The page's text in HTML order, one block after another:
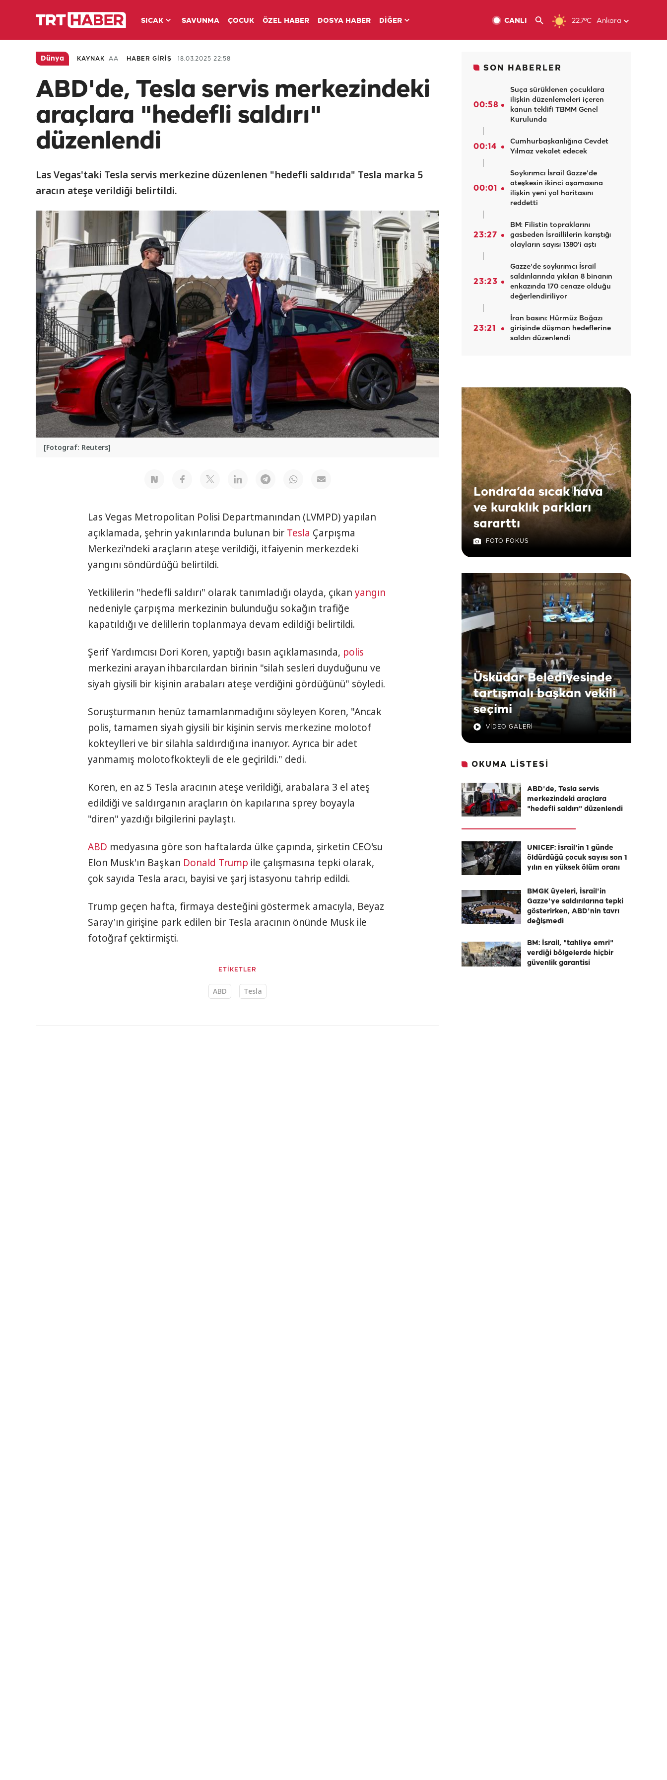
SICAK SAVUNMA ÇOCUK ÖZEL HABER DOSYA HABER DİĞER 22.7ºC Ankara
CANLI
Dünya KAYNAK AA HABER GİRİŞ 18.03.2025 22:58
ABD'de, Tesla servis merkezindeki
araçlara "hedefli saldırı"
düzenlendi
Las Vegas'taki Tesla servis merkezine düzenlenen "hedefli saldırıda" Tesla marka 5
aracın ateşe verildiği belirtildi.
[Fotograf: Reuters]
Las Vegas Metropolitan Polisi Departmanından (LVMPD) yapılan
açıklamada, şehrin yakınlarında bulunan bir Tesla Çarpışma
Merkezi'ndeki araçların ateşe verildiği, itfaiyenin merkezdeki
yangını söndürdüğü belirtildi.
Yetkililerin "hedefli saldırı" olarak tanımladığı olayda, çıkan yangın
nedeniyle çarpışma merkezinin bulunduğu sokağın trafiğe
kapatıldığı ve delillerin toplanmaya devam edildiği belirtildi.
Şerif Yardımcısı Dori Koren, yaptığı basın açıklamasında, polis
merkezini arayan ihbarcılardan birinin "silah sesleri duyduğunu ve
siyah giysili bir kişinin arabaları ateşe verdiğini gördüğünü" söyledi.
Soruşturmanın henüz tamamlanmadığını söyleyen Koren, "Ancak
polis, tamamen siyah giysili bir kişinin servis merkezine molotof
kokteylleri ve bir silahla saldırdığına inanıyor. Ayrıca bir adet
yanmamış molotofkokteyli de ele geçirildi." dedi.
Koren, en az 5 Tesla aracının ateşe verildiği, arabalara 3 el ateş
edildiği ve saldırganın araçların ön kapılarına sprey boyayla
"diren" yazdığı bilgilerini paylaştı.
ABD medyasına göre son haftalarda ülke çapında, şirketin CEO'su
Elon Musk'ın Başkan Donald Trump ile çalışmasına tepki olarak,
çok sayıda Tesla aracı, bayisi ve şarj istasyonu tahrip edildi.
Trump geçen hafta, firmaya desteğini göstermek amacıyla, Beyaz
Saray'ın girişine park edilen bir Tesla aracının önünde Musk ile
fotoğraf çektirmişti.
ETİKETLER
ABD Tesla
SON HABERLER
00:58
Suça sürüklenen çocuklara
ilişkin düzenlemeleri içeren
kanun teklifi TBMM Genel
Kurulunda
00:14
Cumhurbaşkanlığına Cevdet
Yılmaz vekalet edecek
00:01
Soykırımcı İsrail Gazze'de
ateşkesin ikinci aşamasına
ilişkin yeni yol haritasını
reddetti
23:27
BM: Filistin topraklarını
gasbeden İsraillilerin karıştığı
olayların sayısı 1380'i aştı
23:23
Gazze'de soykırımcı İsrail
saldırılarında yıkılan 8 binanın
enkazında 170 cenaze olduğu
değerlendiriliyor
23:21
İran basını: Hürmüz Boğazı
girişinde düşman hedeflerine
saldırı düzenlendi
Londra’da sıcak hava
ve kuraklık parkları
sararttı
FOTO FOKUS
Üsküdar Belediyesinde
tartışmalı başkan vekili
seçimi
VİDEO GALERİ
OKUMA LİSTESİ
ABD'de, Tesla servis
merkezindeki araçlara
"hedefli saldırı" düzenlendi
UNICEF: İsrail'in 1 günde
öldürdüğü çocuk sayısı son 1
yılın en yüksek ölüm oranı
BMGK üyeleri, İsrail'in
Gazze'ye saldırılarına tepki
gösterirken, ABD'nin tavrı
değişmedi
BM: İsrail, "tahliye emri"
verdiği bölgelerde hiçbir
güvenlik garantisi